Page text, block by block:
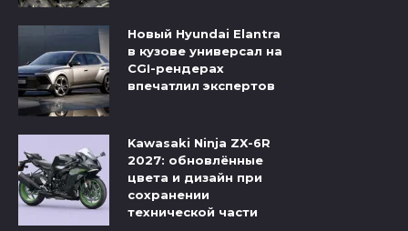
Новый Hyundai Elantra
в кузове универсал на
CGI-рендерах
впечатлил экспертов
Kawasaki Ninja ZX-6R
2027: обновлённые
цвета и дизайн при
сохранении
технической части